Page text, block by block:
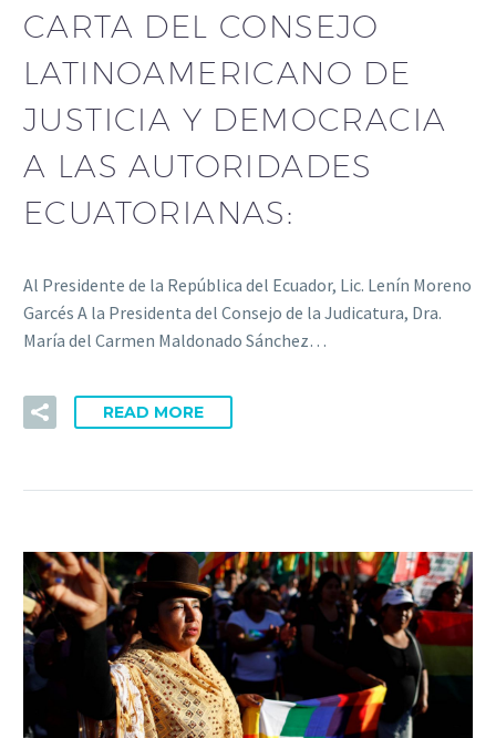
CARTA DEL CONSEJO
LATINOAMERICANO DE
JUSTICIA Y DEMOCRACIA
A LAS AUTORIDADES
ECUATORIANAS:
Al Presidente de la República del Ecuador, Lic. Lenín Moreno
Garcés A la Presidenta del Consejo de la Judicatura, Dra.
María del Carmen Maldonado Sánchez…
READ MORE